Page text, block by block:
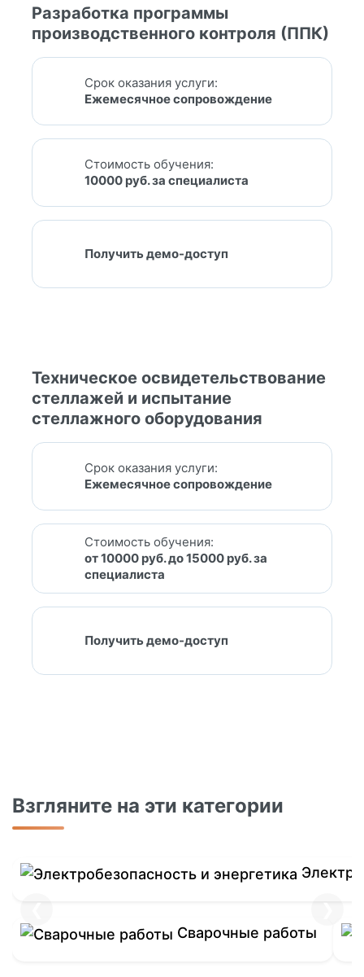
Разработка программы
производственного контроля (ППК)
Срок оказания услуги:
Ежемесячное сопровождение
Стоимость обучения:
10000 руб. за специалиста
Получить демо-доступ
Техническое освидетельствование
стеллажей и испытание
стеллажного оборудования
Срок оказания услуги:
Ежемесячное сопровождение
Стоимость обучения:
от 10000 руб. до 15000 руб. за
специалиста
Получить демо-доступ
Взгляните на эти категории
Сварочные работы